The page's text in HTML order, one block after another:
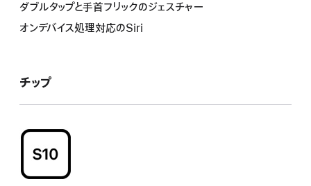
ダブルタップと手首フリックのジェスチャー
オンデバイス処理対応のSiri
チップ